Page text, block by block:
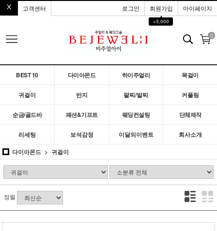
고객센터 로그인
회원가입
▲
+3,000
마이페이지
0
BEST 10 다이아몬드 하이주얼리 목걸이
귀걸이 반지 팔찌/발찌 커플링
순금/골드바 패션&기프트 웨딩컨설팅 단체제작
리세팅 보석감정 이달의이벤트
회사소개
다이아몬드
귀걸이
정렬